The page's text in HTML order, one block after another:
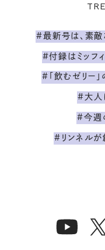
#最新号は、素敵
#付録はミッフ
#「飲むゼリー
#大人
#今週
#リンネルが